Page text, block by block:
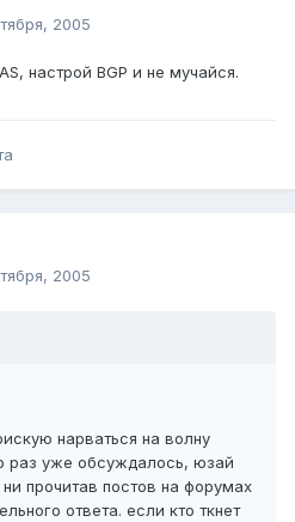
2005
настрой BGP и не мучайся.
2005
нарваться на волну
раз уже обсуждалось, юзай
прочитав постов на форумах
ответа. если кто ткнет